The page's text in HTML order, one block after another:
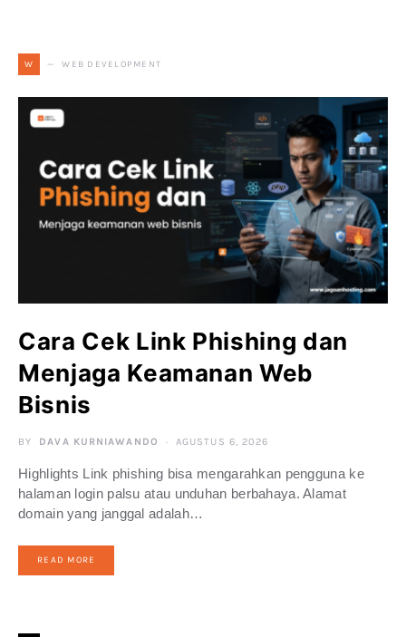
W WEB DEVELOPMENT
Cara Cek Link Phishing dan
Menjaga Keamanan Web
Bisnis
BY DAVA KURNIAWANDO AGUSTUS 6, 2026
Highlights Link phishing bisa mengarahkan pengguna ke
halaman login palsu atau unduhan berbahaya. Alamat
domain yang janggal adalah…
READ MORE